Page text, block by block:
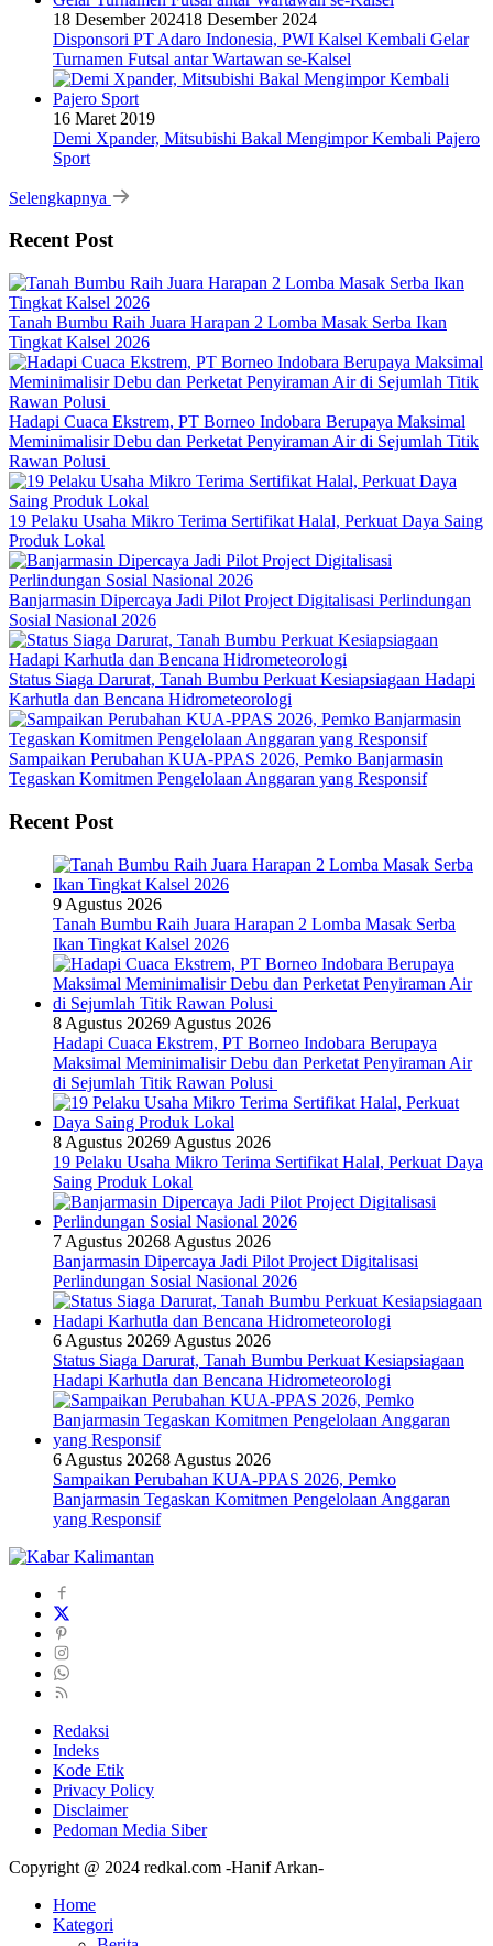
18 Desember 202418 Desember 2024
Disponsori PT Adaro Indonesia, PWI Kalsel Kembali Gelar
Turnamen Futsal antar Wartawan se-Kalsel
16 Maret 2019
Demi Xpander, Mitsubishi Bakal Mengimpor Kembali Pajero
Sport
Selengkapnya
Recent Post
Tanah Bumbu Raih Juara Harapan 2 Lomba Masak Serba Ikan
Tingkat Kalsel 2026
Hadapi Cuaca Ekstrem, PT Borneo Indobara Berupaya Maksimal
Meminimalisir Debu dan Perketat Penyiraman Air di Sejumlah Titik
Rawan Polusi
19 Pelaku Usaha Mikro Terima Sertifikat Halal, Perkuat Daya Saing
Produk Lokal
Banjarmasin Dipercaya Jadi Pilot Project Digitalisasi Perlindungan
Sosial Nasional 2026
Status Siaga Darurat, Tanah Bumbu Perkuat Kesiapsiagaan Hadapi
Karhutla dan Bencana Hidrometeorologi
Sampaikan Perubahan KUA-PPAS 2026, Pemko Banjarmasin
Tegaskan Komitmen Pengelolaan Anggaran yang Responsif
Recent Post
9 Agustus 2026
Tanah Bumbu Raih Juara Harapan 2 Lomba Masak Serba
Ikan Tingkat Kalsel 2026
8 Agustus 20269 Agustus 2026
Hadapi Cuaca Ekstrem, PT Borneo Indobara Berupaya
Maksimal Meminimalisir Debu dan Perketat Penyiraman Air
di Sejumlah Titik Rawan Polusi
8 Agustus 20269 Agustus 2026
19 Pelaku Usaha Mikro Terima Sertifikat Halal, Perkuat Daya
Saing Produk Lokal
7 Agustus 20268 Agustus 2026
Banjarmasin Dipercaya Jadi Pilot Project Digitalisasi
Perlindungan Sosial Nasional 2026
6 Agustus 20269 Agustus 2026
Status Siaga Darurat, Tanah Bumbu Perkuat Kesiapsiagaan
Hadapi Karhutla dan Bencana Hidrometeorologi
6 Agustus 20268 Agustus 2026
Sampaikan Perubahan KUA-PPAS 2026, Pemko
Banjarmasin Tegaskan Komitmen Pengelolaan Anggaran
yang Responsif
Redaksi
Indeks
Kode Etik
Privacy Policy
Disclaimer
Pedoman Media Siber
Copyright @ 2024 redkal.com -Hanif Arkan-
Home
Kategori